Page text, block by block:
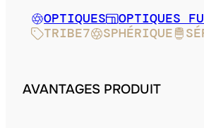
OPTIQUES
OPTIQUES
TRIBE7
SPHÉRIQUE
AVANTAGES PRODUIT